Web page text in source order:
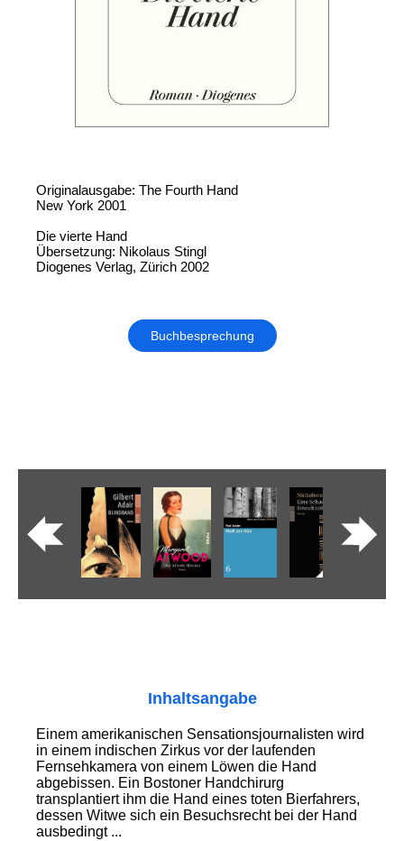
Originalausgabe: The Fourth Hand
New York 2001
Die vierte Hand
Übersetzung: Nikolaus Stingl
Diogenes Verlag, Zürich 2002
Buchbesprechung
Inhaltsangabe
Einem amerikanischen Sensationsjournalisten wird
in einem indischen Zirkus vor der laufenden
Fernsehkamera von einem Löwen die Hand
abgebissen. Ein Bostoner Handchirurg
transplantiert ihm die Hand eines toten Bierfahrers,
dessen Witwe sich ein Besuchsrecht bei der Hand
ausbedingt ...